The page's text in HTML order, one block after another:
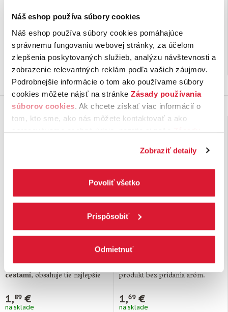
Náš eshop používa súbory cookies
Náš eshop používa súbory cookies pomáhajúce
správnemu fungovaniu webovej stránky, za účelom
zlepšenia poskytovaných služieb, analýzu návštevnosti a
zobrazenie relevantných reklám podľa vašich záujmov.
Podrobnejšie informácie o tom ako používame súbory
cookies môžete nájsť na stránke Zásady používania
súborov cookies. Ak chcete získať viac informácií o
tom, kto sme, ako nás môžete kontaktovať a ako
spracovávame osobné údaje, pozrite si našeZásady
„Povoliť všetko“ vyjadríte svoj súhlas s používaním
všetkých súborov cookies. Ak chcete niektoré
zamietnuť, upravte preferencie kliknutím na tlačítko
Zobraziť detaily
Povoliť všetko
Prispôsobiť
Odmietnuť
Funkčný čaj priaznivo pôsobiaci
počas nachladnutia
partner počas chrípkového
obdobia. Veľmi harmonický
produkt, …
1,89€
na sklade
Funkčný čaj s priaznivým
prieduškách. Táto čajová zmes
je …
1,89€
na sklade
s brusnicami
Funkčný čaj priaznivo pôsobí pri
problémoch smočovými
cestami, obsahuje tie najlepšie
1,89€
na sklade
trávenie
Náš funkčný čaj Žalúdok a
trávenie je 100 % prírodný
produkt bez pridania aróm.
1,69€
na sklade